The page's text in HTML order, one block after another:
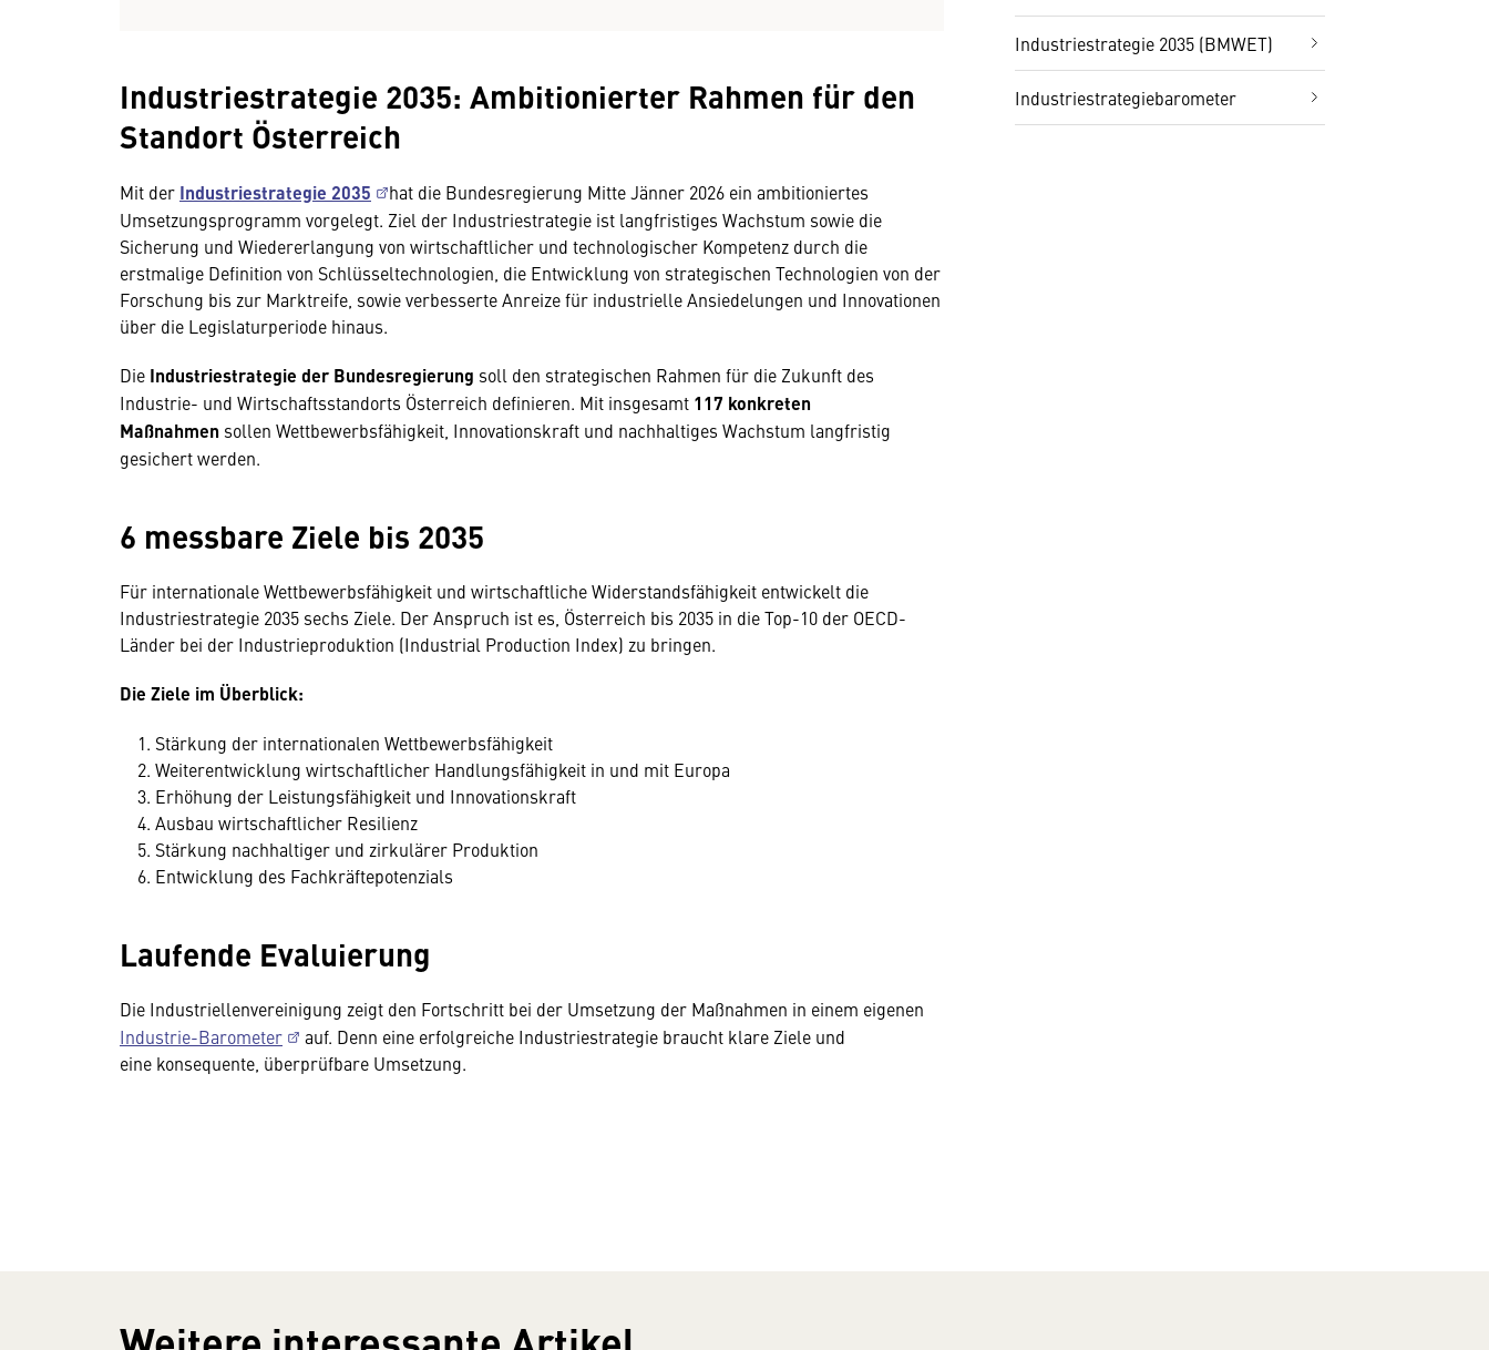
Industriestrategie 2035: Ambitionierter Rahmen für den
Standort Österreich
Mit der Industriestrategie 2035
hat die Bundesregierung Mitte Jänner 2026 ein ambitioniertes
Umsetzungsprogramm vorgelegt. Ziel der Industriestrategie ist langfristiges Wachstum sowie die
Sicherung und Wiedererlangung von wirtschaftlicher und technologischer Kompetenz durch die
erstmalige Definition von Schlüsseltechnologien, die Entwicklung von strategischen Technologien von der
Forschung bis zur Marktreife, sowie verbesserte Anreize für industrielle Ansiedelungen und Innovationen
über die Legislaturperiode hinaus.
Die Industriestrategie der Bundesregierung soll den strategischen Rahmen für die Zukunft des
Industrie- und Wirtschaftsstandorts Österreich definieren. Mit insgesamt 117 konkreten
Maßnahmen sollen Wettbewerbsfähigkeit, Innovationskraft und nachhaltiges Wachstum langfristig
gesichert werden.
6 messbare Ziele bis 2035
Für internationale Wettbewerbsfähigkeit und wirtschaftliche Widerstandsfähigkeit entwickelt die
Industriestrategie 2035 sechs Ziele. Der Anspruch ist es, Österreich bis 2035 in die Top-10 der OECD-
Länder bei der Industrieproduktion (Industrial Production Index) zu bringen.
Die Ziele im Überblick:
Stärkung der internationalen Wettbewerbsfähigkeit
Weiterentwicklung wirtschaftlicher Handlungsfähigkeit in und mit Europa
Erhöhung der Leistungsfähigkeit und Innovationskraft
Ausbau wirtschaftlicher Resilienz
Stärkung nachhaltiger und zirkulärer Produktion
Entwicklung des Fachkräftepotenzials
Laufende Evaluierung
Die Industriellenvereinigung zeigt den Fortschritt bei der Umsetzung der Maßnahmen in einem eigenen
Industrie-Barometer
auf. Denn eine erfolgreiche Industriestrategie braucht klare Ziele und
eine konsequente, überprüfbare Umsetzung.
Industriestrategie 2035 (BMWET)
Industriestrategiebarometer